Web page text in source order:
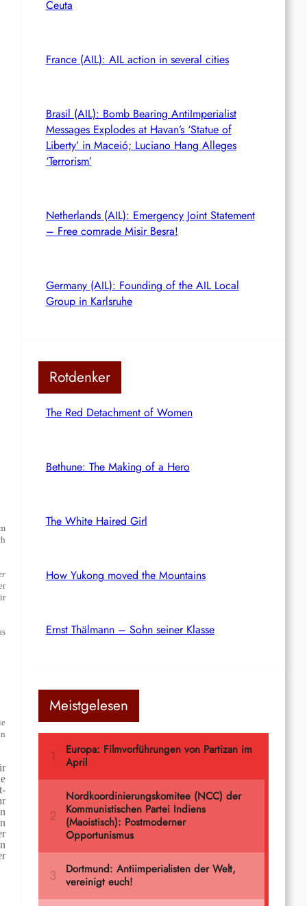
Ceuta
France (AIL): AIL action in several cities
Brasil (AIL): Bomb Bearing AntiImperialist
Messages Explodes at Havan’s ‘Statue of
Liberty’ in Maceió; Luciano Hang Alleges
‘Terrorism’
Netherlands (AIL): Emergency Joint Statement
– Free comrade Misir Besra!
Germany (AIL): Founding of the AIL Local
Group in Karlsruhe
Rotdenker
The Red Detachment of Women
Bethune: The Making of a Hero
The White Haired Girl
How Yukong moved the Mountains
Ernst Thälmann – Sohn seiner Klasse
Meistgelesen